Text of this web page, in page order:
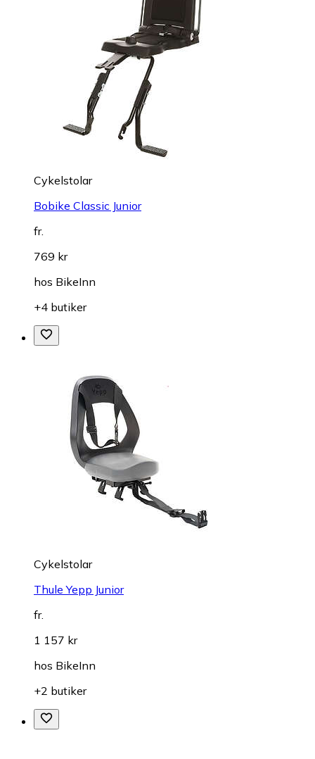
Cykelstolar
Bobike Classic Junior
fr.
769 kr
hos BikeInn
+4 butiker
Cykelstolar
Thule Yepp Junior
fr.
1 157 kr
hos BikeInn
+2 butiker